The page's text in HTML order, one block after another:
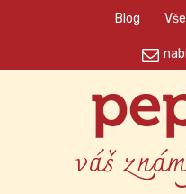
Blog
váš